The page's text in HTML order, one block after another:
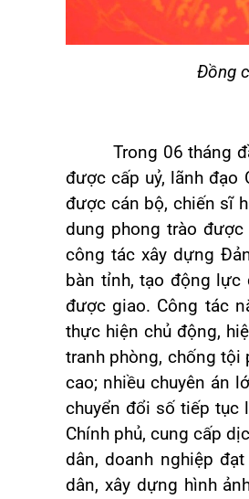
Đồng
Trong 06 tháng đầu
được cấp uỷ, lãnh đạo
được cán bộ, chiến sĩ
dung phong trào
công tác xây dựng
bàn tỉnh, tạo động lực
được giao. Công tác
thực hiện chủ động,
tranh phòng, chống tội
cao; nhiều chuyên án
chuyển đổi số tiếp tục
Chính phủ, cung cấp
dân, doanh nghiệp
dân, xây dựng hình